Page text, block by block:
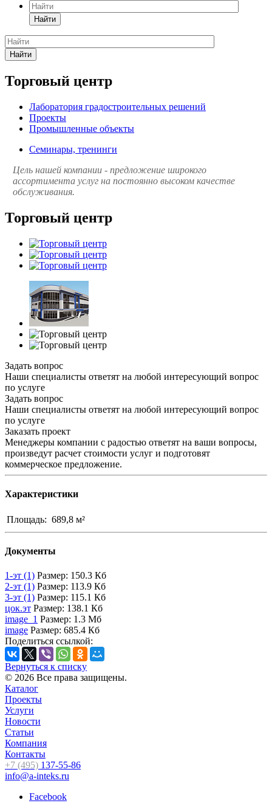
Найти
Найти
Торговый центр
Лаборатория градостроительных решений
Проекты
Промышленные объекты
Семинары, тренинги
Цель нашей компании - предложение широкого
ассортимента услуг на постоянно высоком качестве
обслуживания.
Торговый центр
Задать вопрос
Наши специалисты ответят на любой интересующий вопрос
по услуге
Задать вопрос
Наши специалисты ответят на любой интересующий вопрос
по услуге
Заказать проект
Менеджеры компании с радостью ответят на ваши вопросы,
произведут расчет стоимости услуг и подготовят
коммерческое предложение.
Характеристики
Площадь: 689,8 м²
Документы
1-эт (1) Размер: 150.3 Кб
2-эт (1) Размер: 113.9 Кб
3-эт (1) Размер: 115.1 Кб
цок.эт Размер: 138.1 Кб
image_1 Размер: 1.3 Мб
image Размер: 685.4 Кб
Поделиться ссылкой:
Вернуться к списку
© 2026 Все права защищены.
Каталог
Проекты
Услуги
Новости
Статьи
Компания
Контакты
+7 (495) 137-55-86
info@a-inteks.ru
Facebook